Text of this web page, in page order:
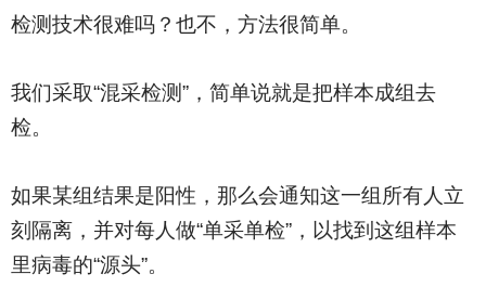
检测技术很难吗？也不，方法很简单。
我们采取“混采检测”，简单说就是把样本成组去
检。
如果某组结果是阳性，那么会通知这一组所有人立
刻隔离，并对每人做“单采单检”，以找到这组样本
里病毒的“源头”。